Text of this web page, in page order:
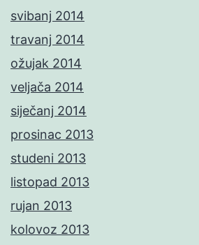
svibanj 2014
travanj 2014
ožujak 2014
veljača 2014
siječanj 2014
prosinac 2013
studeni 2013
listopad 2013
rujan 2013
kolovoz 2013